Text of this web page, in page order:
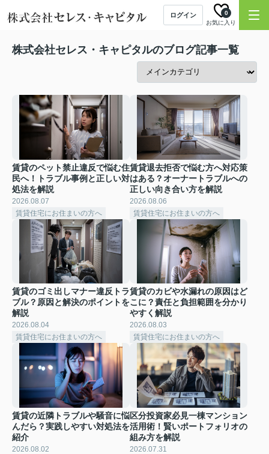
ログイン
お気に入り
0
株式会社セレス・キャピタルのブログ記事一覧
賃貸のペット禁止違反で悩む住
民へ！トラブル事例と正しい対
処法を解説
2026.08.07
賃貸住宅にお住まいの方へ
賃貸退去拒否で悩む方へ対応策
はある？オーナートラブルへの
正しい向き合い方を解説
2026.08.06
賃貸住宅にお住まいの方へ
賃貸のゴミ出しマナー違反トラ
ブル？原因と解決のポイントを
解説
2026.08.04
賃貸住宅にお住まいの方へ
賃貸のカビや水漏れの原因はど
こに？責任と負担範囲を分かり
やすく解説
2026.08.03
賃貸住宅にお住まいの方へ
賃貸の近隣トラブルや騒音に悩
んだら？実践しやすい対処法を
紹介
2026.08.02
区分投資家必見一棟マンション
活用術！賢いポートフォリオの
組み方を解説
2026.07.31